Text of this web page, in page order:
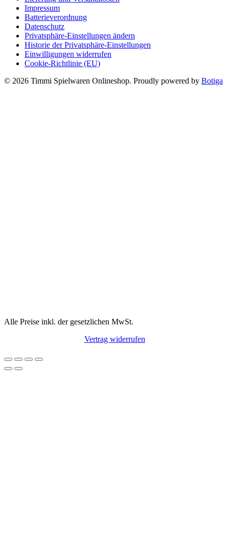
Impressum
Batterieverordnung
Datenschutz
Privatsphäre-Einstellungen ändern
Historie der Privatsphäre-Einstellungen
Einwilligungen widerrufen
Cookie-Richtlinie (EU)
© 2026 Timmi Spielwaren Onlineshop. Proudly powered by Botiga
Alle Preise inkl. der gesetzlichen MwSt.
Vertrag widerrufen